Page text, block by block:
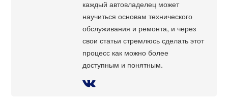
каждый автовладелец может
научиться основам технического
обслуживания и ремонта, и через
свои статьи стремлюсь сделать этот
процесс как можно более
доступным и понятным.